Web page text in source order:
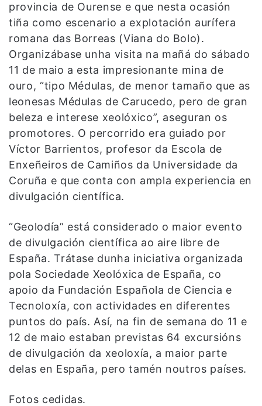
provincia de Ourense e que nesta ocasión
tiña como escenario a explotación aurífera
romana das Borreas (Viana do Bolo).
Organizábase unha visita na mañá do sábado
11 de maio a esta impresionante mina de
ouro, “tipo Médulas, de menor tamaño que as
leonesas Médulas de Carucedo, pero de gran
beleza e interese xeolóxico”, aseguran os
promotores. O percorrido era guiado por
Víctor Barrientos, profesor da Escola de
Enxeñeiros de Camiños da Universidade da
Coruña e que conta con ampla experiencia en
divulgación científica.
“Geolodía” está considerado o maior evento
de divulgación científica ao aire libre de
España. Trátase dunha iniciativa organizada
pola Sociedade Xeolóxica de España, co
apoio da Fundación Española de Ciencia e
Tecnoloxía, con actividades en diferentes
puntos do país. Así, na fin de semana do 11 e
12 de maio estaban previstas 64 excursións
de divulgación da xeoloxía, a maior parte
delas en España, pero tamén noutros países.
Fotos cedidas.